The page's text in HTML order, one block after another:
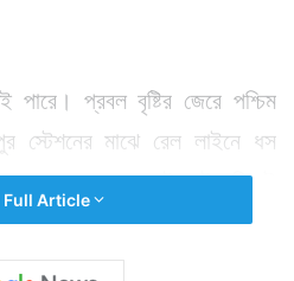
পারে। প্রবল বৃষ্টির জেরে পশ্চিম
স্টেশনের মাঝে রেল লাইনে ধস
যাচ্ছে তার আগে এই লাইন দিয়েই
শুধু রাজধানী বলেই নয়। এই লাইন
অন্য ট্রেন পাস করার কথা। এসব
Full Article